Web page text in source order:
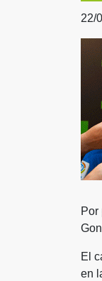
22/
Por
El
en